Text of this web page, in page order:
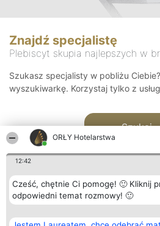
ORŁY Hotelarstwa
12:42
Cześć, chętnie Ci pomogę! 🙂 Kliknij
odpowiedni temat rozmowy! 🙂
Znajdź specjalistę
Plebiscyt skupia najlepszych w
Szukasz specjalisty w pobliżu
wyszukiwarkę. Korzystaj tylko z
Szukaj
Organizator plebiscytu Plebiscyt